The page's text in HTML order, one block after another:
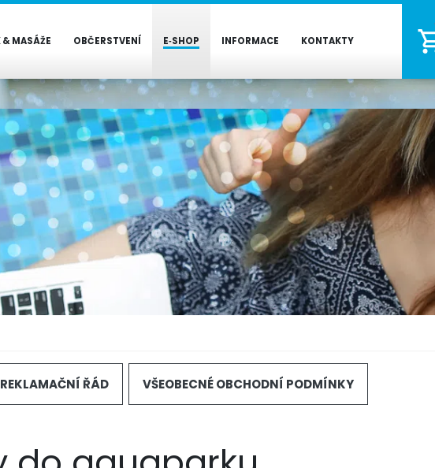
& MASÁŽE OBČERSTVENÍ E‑SHOP INFORMACE KONTAKTY
REKLAMAČNÍ ŘÁD VŠEOBECNÉ OBCHODNÍ PODMÍNKY